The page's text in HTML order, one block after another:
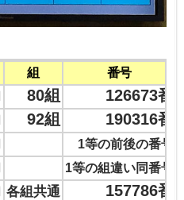
組
番号
80組 126673番
92組 190316番
1等の前後の番号
1等の組違い同番号
各組共通 157786番